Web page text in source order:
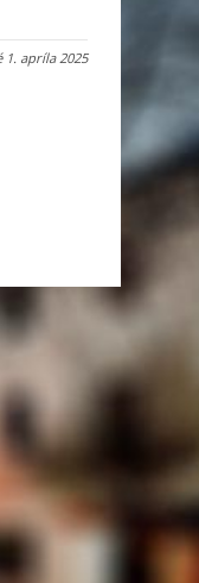
1. apríla 2025